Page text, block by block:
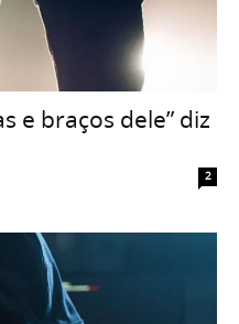
e braços dele” diz
2